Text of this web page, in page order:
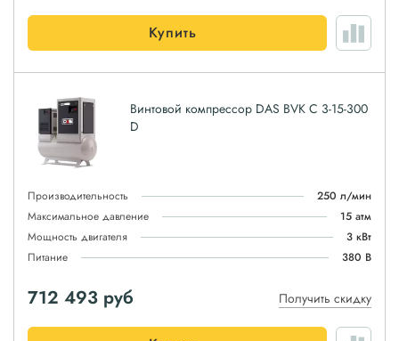
Купить
Винтовой компрессор DAS BVK C 3-15-300
D
Производительность
250 л/мин
Максимальное давление
15 атм
Мощность двигателя
3 кВт
Питание
380 В
712 493 руб Получить скидку